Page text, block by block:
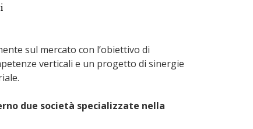
sul mercato con l’obiettivo di
verticali e un progetto di sinergie
due società specializzate nella